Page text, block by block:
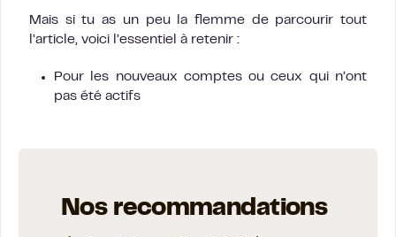
Mais si tu as un peu la flemme de parcourir tout
l’article, voici l’essentiel à retenir :
Pour les nouveaux comptes ou ceux qui n’ont
pas été actifs
Nos recommandations